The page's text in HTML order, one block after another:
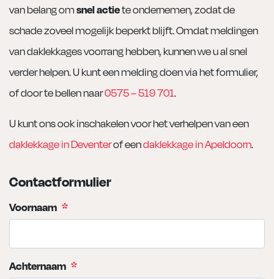
van belang omsnel actiete ondernemen, zodat de
schade zoveel mogelijk beperkt blijft. Omdat meldingen
van daklekkages voorrang hebben, kunnen we u al snel
verder helpen. U kunt een melding doen via het formulier,
of door te bellen naar0575 – 519 701.
U kunt ons ook inschakelen voor het verhelpen van een
daklekkage in Deventerof eendaklekkage in Apeldoorn.
Contactformulier
Voornaam *
Achternaam *